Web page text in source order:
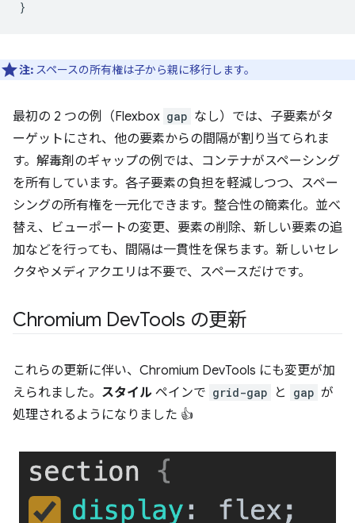
}
注: スペースの所有権は子から親に移行します。
最初の 2 つの例（Flexbox gap なし）では、子要素がタ
ーゲットにされ、他の要素からの間隔が割り当てられま
す。解毒剤のギャップの例では、コンテナがスペーシング
を所有しています。各子要素の負担を軽減しつつ、スペー
シングの所有権を一元化できます。整合性の簡素化。並べ
替え、ビューポートの変更、要素の削除、新しい要素の追
加などを行っても、間隔は一貫性を保ちます。新しいセレ
クタやメディアクエリは不要で、スペースだけです。
Chromium DevTools の更新
これらの更新に伴い、Chromium DevTools にも変更が加
えられました。 スタイル ペインで grid-gap と gap が
処理されるようになりました 👍